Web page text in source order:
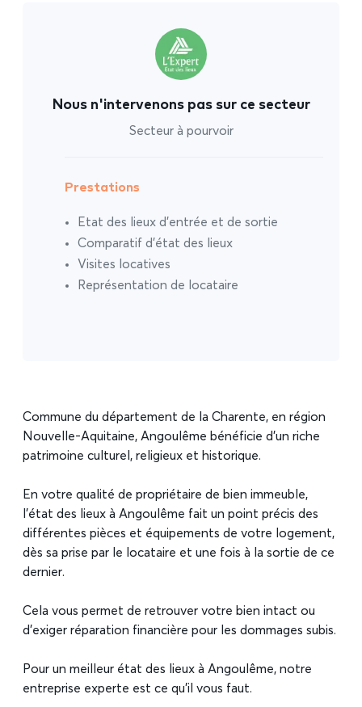
Commune du département de la Charente, en région
Nouvelle-Aquitaine, Angoulême bénéficie d’un riche
patrimoine culturel, religieux et historique.
En votre qualité de propriétaire de bien immeuble,
l’état des lieux à Angoulême fait un point précis des
différentes pièces et équipements de votre logement,
dès sa prise par le locataire et une fois à la sortie de ce
dernier.
Cela vous permet de retrouver votre bien intact ou
d’exiger réparation financière pour les dommages subis.
Pour un meilleur état des lieux à Angoulême, notre
entreprise experte est ce qu’il vous faut.
Nous n'intervenons pas sur ce secteur
Secteur à pourvoir
Prestations
Etat des lieux d’entrée et de sortie
Comparatif d’état des lieux
Visites locatives
Représentation de locataire